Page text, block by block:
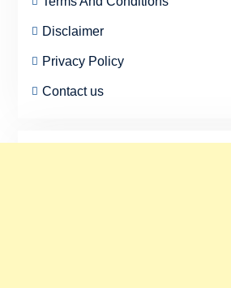
Disclaimer
Privacy Policy
Contact us